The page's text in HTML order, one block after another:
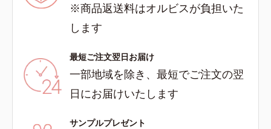
※商品返送料はオルビスが負担いた
します
最短ご注文翌日お届け
一部地域を除き、最短でご注文の翌
日にお届けいたします
サンプルプレゼント